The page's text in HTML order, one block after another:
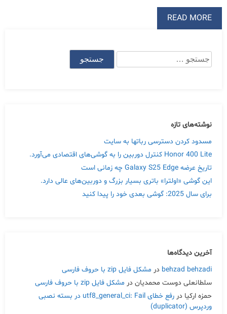
READ MORE
جستجو
برای:
نوشته‌های تازه
مسدود کردن دسترسی رباتها به سایت
Honor 400 Lite کنترل دوربین را به گوشی‌های اقتصادی می‌آورد.
تاریخ عرضه Galaxy S25 Edge چه زمانی است
این گوشی «اولترا» باتری بسیار بزرگ و دوربین‌های عالی دارد.
برای سال 2025: گوشی بعدی خود را پیدا کنید
آخرین دیدگاه‌ها
behzad behzadi در مشکل فایل zip با حروف فارسی
سلطانعلی دوست محمدیان در مشکل فایل zip با حروف فارسی
حمزه ارکیا در
رفع خطای utf8_general_ci: Fail در بسته نصبی
وردپرس (duplicator)